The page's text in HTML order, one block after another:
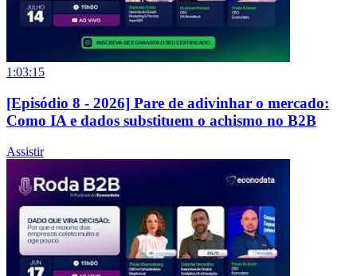
1:03:15
[Episódio 8 - 2026] Pare de adivinhar o mercado:
Como IA e dados substituem o achismo no B2B
Assistir